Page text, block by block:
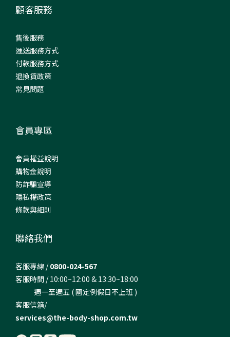
顧客服務
售後服務
運送服務方式
付款服務方式
退換貨政策
常見問題
會員專區
會員權益說明
購物金說明
防詐騙宣導
隱私權政策
條款與細則
聯絡我們
客服專線 /0800-024-567
客服時間 / 10:00~12:00 & 13:30~18:00
週一至週五 ( 國定例假日不上班 )
客服信箱/
services@the-body-shop.com.tw